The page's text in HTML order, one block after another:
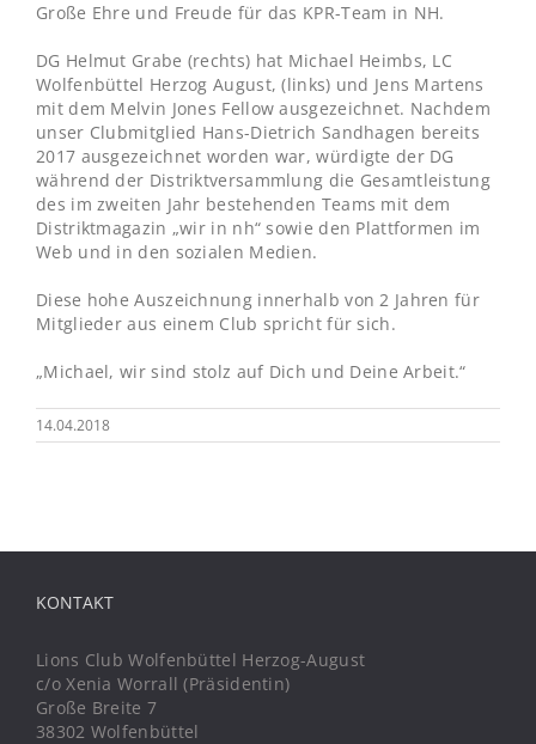
Große Ehre und Freude für das KPR-Team in NH.
DG Helmut Grabe (rechts) hat Michael Heimbs, LC
Wolfenbüttel Herzog August, (links) und Jens Martens
mit dem Melvin Jones Fellow ausgezeichnet. Nachdem
unser Clubmitglied Hans-Dietrich Sandhagen bereits
2017 ausgezeichnet worden war, würdigte der DG
während der Distriktversammlung die Gesamtleistung
des im zweiten Jahr bestehenden Teams mit dem
Distriktmagazin „wir in nh“ sowie den Plattformen im
Web und in den sozialen Medien.
Diese hohe Auszeichnung innerhalb von 2 Jahren für
Mitglieder aus einem Club spricht für sich.
„Michael, wir sind stolz auf Dich und Deine Arbeit.“
14.04.2018
KONTAKT
Lions Club Wolfenbüttel Herzog-August
c/o Xenia Worrall (Präsidentin)
Große Breite 7
38302 Wolfenbüttel